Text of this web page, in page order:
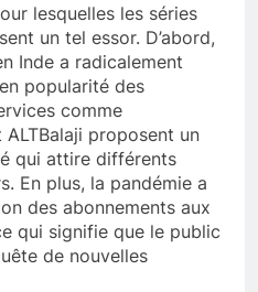
lesquelles les séries
un tel essor. D’abord,
Inde a radicalement
popularité des
comme
ALTBalaji proposent un
qui attire différents
En plus, la pandémie a
des abonnements aux
qui signifie que le public
de nouvelles